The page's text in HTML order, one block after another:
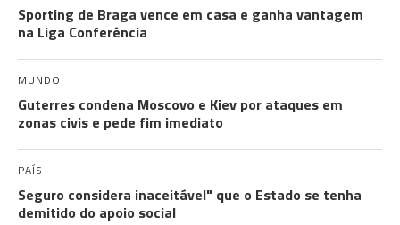
Sporting de Braga vence em casa e ganha vantagem
na Liga Conferência
MUNDO
Guterres condena Moscovo e Kiev por ataques em
zonas civis e pede fim imediato
PAÍS
Seguro considera inaceitável" que o Estado se tenha
demitido do apoio social